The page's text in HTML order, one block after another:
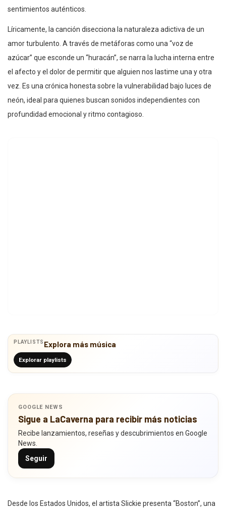
sentimientos auténticos.
Líricamente, la canción disecciona la naturaleza adictiva de un
amor turbulento. A través de metáforas como una “voz de
azúcar” que esconde un “huracán”, se narra la lucha interna entre
el afecto y el dolor de permitir que alguien nos lastime una y otra
vez. Es una crónica honesta sobre la vulnerabilidad bajo luces de
neón, ideal para quienes buscan sonidos independientes con
profundidad emocional y ritmo contagioso.
PLAYLISTS Explora más música
Explorar playlists
GOOGLE NEWS
Sigue a LaCaverna para recibir más noticias
Recibe lanzamientos, reseñas y descubrimientos en Google
News.
Seguir
Desde los Estados Unidos, el artista Slickie presenta “Boston”, una